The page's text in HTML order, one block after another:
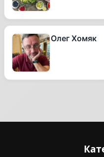
Олег Хомяк